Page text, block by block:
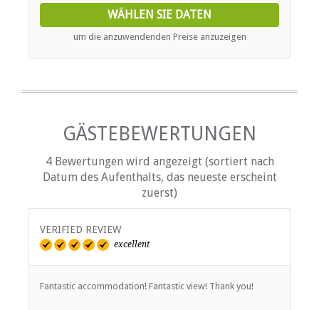
toilet. Private entrance, remote alarm system, TV with DStv
bouquet and daily service. These suites can accommodate
up to 4 adults and 1 child under the age of 12 on a sleeper
WÄHLEN SIE DATEN
um die anzuwendenden Preise anzuzeigen
GÄSTEBEWERTUNGEN
4 Bewertungen wird angezeigt (sortiert nach
Datum des Aufenthalts, das neueste erscheint
zuerst)
VERIFIED REVIEW
excellent
Fantastic accommodation! Fantastic view! Thank you!